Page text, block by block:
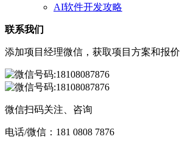
AI软件开发攻略
联系我们
添加项目经理微信，获取项目方案和报价
微信扫码关注、咨询
电话/微信： 181 0808 7876